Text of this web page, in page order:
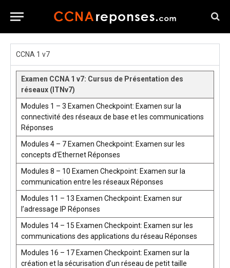
CCNA 1 v7
Examen CCNA 1 v7: Cursus de Présentation des
réseaux (ITNv7)
Modules 1 – 3 Examen Checkpoint: Examen sur la
connectivité des réseaux de base et les communications
Réponses
Modules 4 – 7 Examen Checkpoint: Examen sur les
concepts d’Ethernet Réponses
Modules 8 – 10 Examen Checkpoint: Examen sur la
communication entre les réseaux Réponses
Modules 11 – 13 Examen Checkpoint: Examen sur
l’adressage IP Réponses
Modules 14 – 15 Examen Checkpoint: Examen sur les
communications des applications du réseau Réponses
Modules 16 – 17 Examen Checkpoint: Examen sur la
création et la sécurisation d’un réseau de petit taille